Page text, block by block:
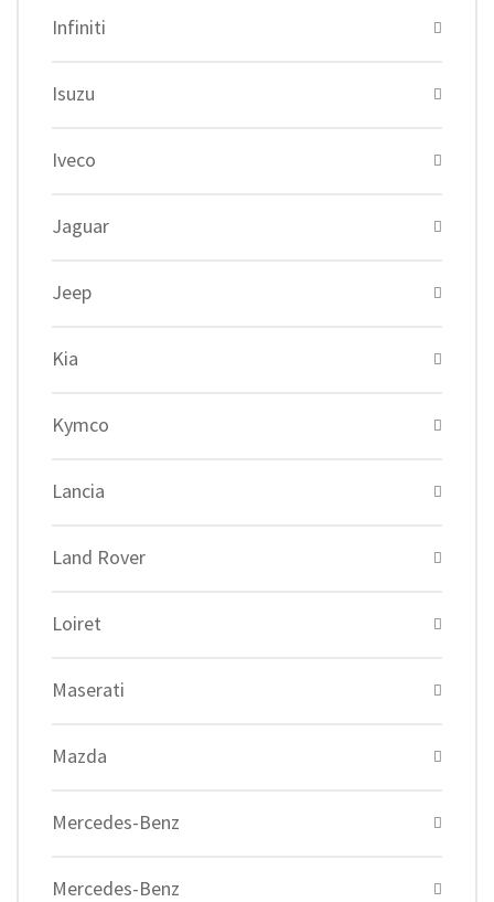
Infiniti
Isuzu
Iveco
Jaguar
Jeep
Kia
Kymco
Lancia
Land Rover
Loiret
Maserati
Mazda
Mercedes-Benz
Mercedes-Benz